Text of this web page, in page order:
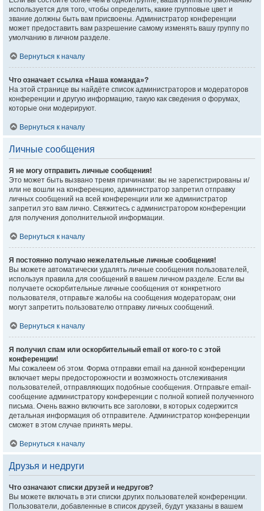
используется для того, чтобы определить, какие групповые цвет и
звание должны быть вам присвоены. Администратор конференции
может предоставить вам разрешение самому изменять вашу группу по
умолчанию в личном разделе.
Вернуться к началу
Что означает ссылка «Наша команда»?
На этой странице вы найдёте список администраторов и модераторов
конференции и другую информацию, такую как сведения о форумах,
которые они модерируют.
Вернуться к началу
Личные сообщения
Я не могу отправить личные сообщения!
Это может быть вызвано тремя причинами: вы не зарегистрированы и/
или не вошли на конференцию, администратор запретил отправку
личных сообщений на всей конференции или же администратор
запретил это вам лично. Свяжитесь с администратором конференции
для получения дополнительной информации.
Вернуться к началу
Я постоянно получаю нежелательные личные сообщения!
Вы можете автоматически удалять личные сообщения пользователей,
используя правила для сообщений в вашем личном разделе. Если вы
получаете оскорбительные личные сообщения от конкретного
пользователя, отправьте жалобы на сообщения модераторам; они
могут запретить пользователю отправку личных сообщений.
Вернуться к началу
Я получил спам или оскорбительный email от кого-то с этой
конференции!
Мы сожалеем об этом. Форма отправки email на данной конференции
включает меры предосторожности и возможность отслеживания
пользователей, отправляющих подобные сообщения. Отправьте email-
сообщение администратору конференции с полной копией полученного
письма. Очень важно включить все заголовки, в которых содержится
детальная информация об отправителе. Администратор конференции
сможет в этом случае принять меры.
Вернуться к началу
Друзья и недруги
Что означают списки друзей и недругов?
Вы можете включать в эти списки других пользователей конференции.
Пользователи, добавленные в список друзей, будут указаны в вашем